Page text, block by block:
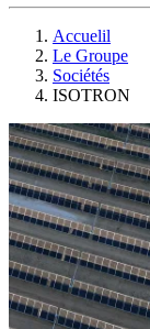
Accuelil
Le Groupe
Sociétés
ISOTRON